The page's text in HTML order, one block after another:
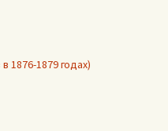
1876-1879 годах)